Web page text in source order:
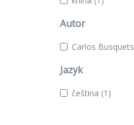
Autor
Carlos Busquets
Jazyk
čeština (1)